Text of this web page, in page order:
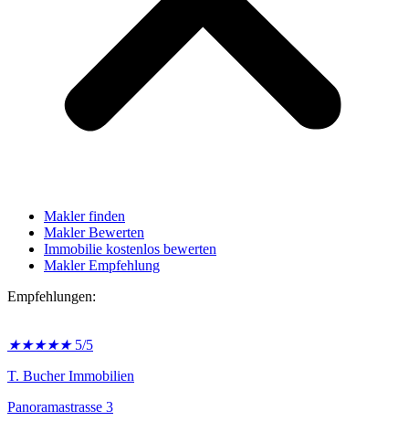
Makler finden
Makler Bewerten
Immobilie kostenlos bewerten
Makler Empfehlung
Empfehlungen:
★★★★★ 5/5
T. Bucher Immobilien
Panoramastrasse 3